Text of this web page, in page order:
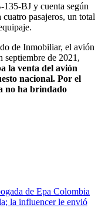
BJ y cuenta según
pasajeros, un total
de Inmobiliar, el avión
septiembre de 2021,
la venta del avión
nacional. Por el
no ha brindado
de Epa Colombia
la influencer le envió